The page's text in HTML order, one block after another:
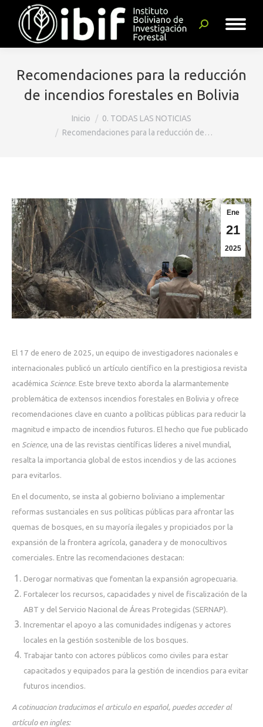
Buscar:
Recomendaciones para la reducción
de incendios forestales en Bolivia
Inicio
0. TODAS LAS NOTICIAS
Recomendaciones para la reducción de…
Ene
21
2025
El 17 de enero de 2025, un equipo de investigadores nacionales e
internacionales publicó un artículo científico en la prestigiosa revista
académica Science. Este breve texto aborda la alarmantemente
problemática de extensos incendios forestales en Bolivia y ofrece
recomendaciones clave en cuanto a políticas públicas para reducir la
magnitud e impacto de incendios futuros. El hecho que fue publicado
en Science, una de las revistas científicas líderes a nivel mundial,
resalta la importancia global de estos incendios y de las acciones
para evitarlos.
En el documento, se insta al gobierno boliviano a implementar
reformas sustanciales en sus políticas públicas para afrontar las
quemas de bosques, en su mayoría ilegales y propiciados por la
expansión de la frontera agrícola, ganadera y de monocultivos
comerciales. Entre las recomendaciones destacan:
Derogar normativas que fomentan la expansión agropecuaria.
Fortalecer los recursos, capacidades y nivel de fiscalización de la
ABT y del Servicio Nacional de Áreas Protegidas (SERNAP).
Incrementar el apoyo a las comunidades indígenas y actores
locales en la gestión sostenible de los bosques.
Trabajar tanto con actores públicos como civiles para estar
capacitados y equipados para la gestión de incendios para evitar
futuros incendios.
A cotinuacion traducimos el articulo en español, puedes acceder al
artículo en ingles: